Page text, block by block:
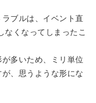
ブルは、イベント直
なくなってしまったこ
多いため、ミリ単位
、思うような形にな